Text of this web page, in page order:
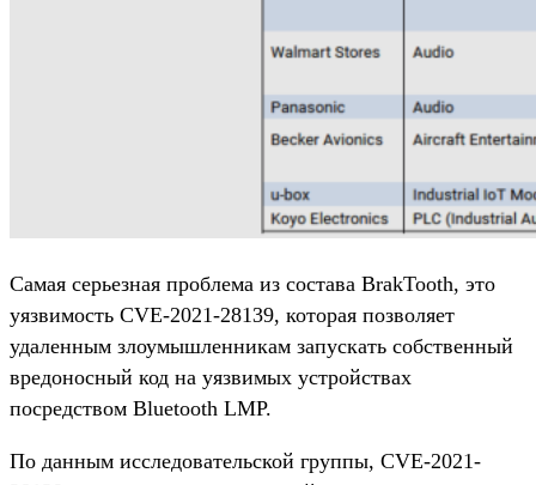
Самая серьезная проблема из состава BrakTooth, это
уязвимость CVE-2021-28139, которая позволяет
удаленным злоумышленникам запускать собственный
вредоносный код на уязвимых устройствах
посредством Bluetooth LMP.
По данным исследовательской группы, CVE-2021-